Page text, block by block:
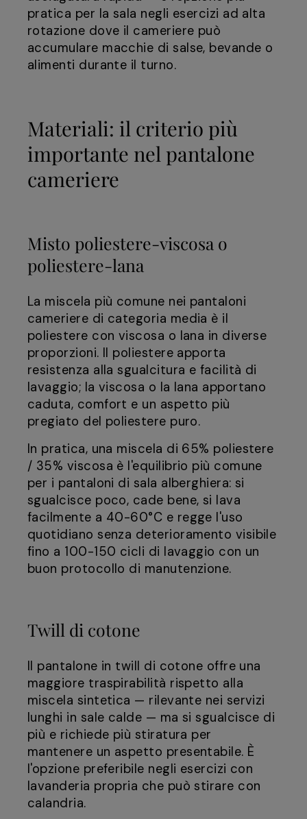
pratica per la sala negli esercizi ad alta
rotazione dove il cameriere può
accumulare macchie di salse, bevande o
alimenti durante il turno.
Materiali: il criterio più
importante nel pantalone
cameriere
Misto poliestere-viscosa o
poliestere-lana
La miscela più comune nei pantaloni
cameriere di categoria media è il
poliestere con viscosa o lana in diverse
proporzioni. Il poliestere apporta
resistenza alla sgualcitura e facilità di
lavaggio; la viscosa o la lana apportano
caduta, comfort e un aspetto più
pregiato del poliestere puro.
In pratica, una miscela di 65% poliestere
/ 35% viscosa è l'equilibrio più comune
per i pantaloni di sala alberghiera: si
sgualcisce poco, cade bene, si lava
facilmente a 40-60°C e regge l'uso
quotidiano senza deterioramento visibile
fino a 100-150 cicli di lavaggio con un
buon protocollo di manutenzione.
Twill di cotone
Il pantalone in twill di cotone offre una
maggiore traspirabilità rispetto alla
miscela sintetica — rilevante nei servizi
lunghi in sale calde — ma si sgualcisce di
più e richiede più stiratura per
mantenere un aspetto presentabile. È
l'opzione preferibile negli esercizi con
lavanderia propria che può stirare con
calandria.